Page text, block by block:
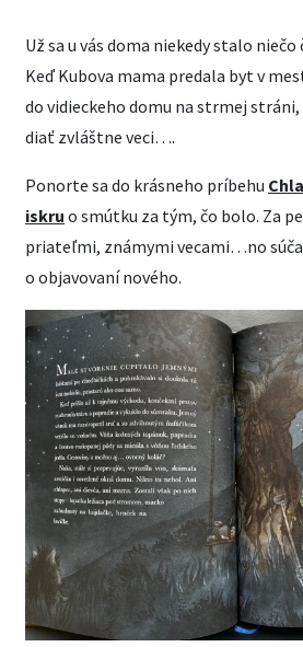
Už sa u vás doma niekedy stalo niečo
Keď Kubova mama predala byt v
do vidieckeho domu na strmej
diať zvláštne veci….
Ponorte sa do krásneho príbehu
iskru o smútku za tým, čo bolo. Za
priateľmi, známymi vecami…no
o objavovaní nového.